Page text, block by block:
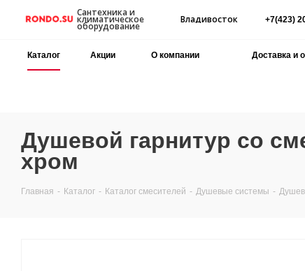
Сантехника и
климатическое
оборудование
Владивосток +7(423)
Каталог Акции О компании Доставка и
Душевой гарнитур со
хром
Главная - Каталог - Каталог смесителей - Душевые системы -